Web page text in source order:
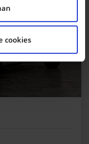
en
die u aan ze heeft
op basis van uw
cookies